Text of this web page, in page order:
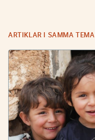
ARTIKLAR I SAMMA TEMA